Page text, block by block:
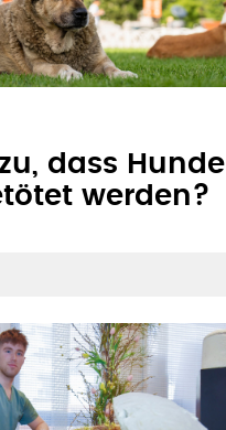
dass Hunde
werden?